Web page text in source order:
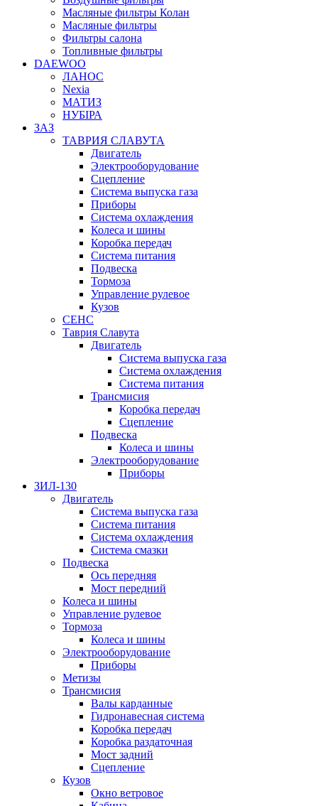
Масляные фильтры Колан
Масляные фильтры
Фильтры салона
Топливные фильтры
DAEWOO
ЛАНОС
Nexia
МАТИЗ
НУБІРА
ЗАЗ
ТАВРИЯ СЛАВУТА
Двигатель
Электрооборудование
Сцепление
Система выпуска газа
Приборы
Система охлаждения
Колеса и шины
Коробка передач
Система питания
Подвеска
Тормоза
Управление рулевое
Кузов
СЕНС
Таврия Славута
Двигатель
Система выпуска газа
Система охлаждения
Система питания
Трансмисия
Коробка передач
Сцепление
Подвеска
Колеса и шины
Электрооборудование
Приборы
ЗИЛ-130
Двигатель
Система выпуска газа
Система питания
Система охлаждения
Система смазки
Подвеска
Ось передняя
Мост передний
Колеса и шины
Управление рулевое
Тормоза
Колеса и шины
Электрооборудование
Приборы
Метизы
Трансмисия
Валы карданные
Гидронавесная система
Коробка передач
Коробка раздаточная
Мост задний
Сцепление
Кузов
Окно ветровое